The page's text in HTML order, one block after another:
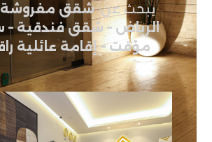
يبحث عن:شقق
الرياض – شقق فندقية
مؤقت – إقامة عائلية